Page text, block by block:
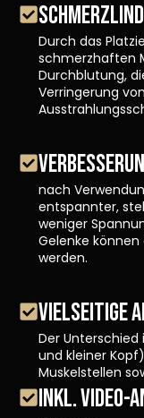
Durch das
schmerzhaften
Durchblutung,
Verringerung
nach
entspannter,
weniger
Gelenke
werden.
VIELSEITIGE
Der
und kleiner
Muskelstellen
INKL. VIDEO-